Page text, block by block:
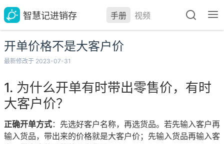
智慧记进销存 手册 视频
开单价格不是大客户价
最新修改于 2023-07-31
为什么开单有时带出零售价，有时
大客户价？
正确开单方式：先选好客户名称，再选货品。若先输入客户再
输入货品，带出来的价格就是大客户价；先输入货品再输入客